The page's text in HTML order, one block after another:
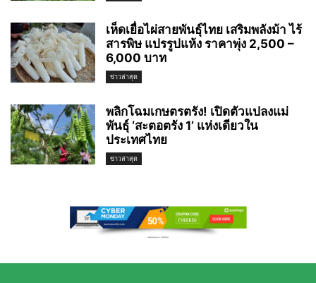
เห็ดเยื่อไผ่สายพันธุ์ไทย เสริมพลังม้า ไร้
สารพิษ แปรรูปแห้ง ราคาพุ่ง 2,500 –
6,000 บาท
ข่าวล่าสุด
พลิกโฉมเกษตรตรัง! เปิดตัวแปลงแม่
พันธุ์ ‘สะตอตรัง 1’ แห่งเดียวใน
ประเทศไทย
ข่าวล่าสุด